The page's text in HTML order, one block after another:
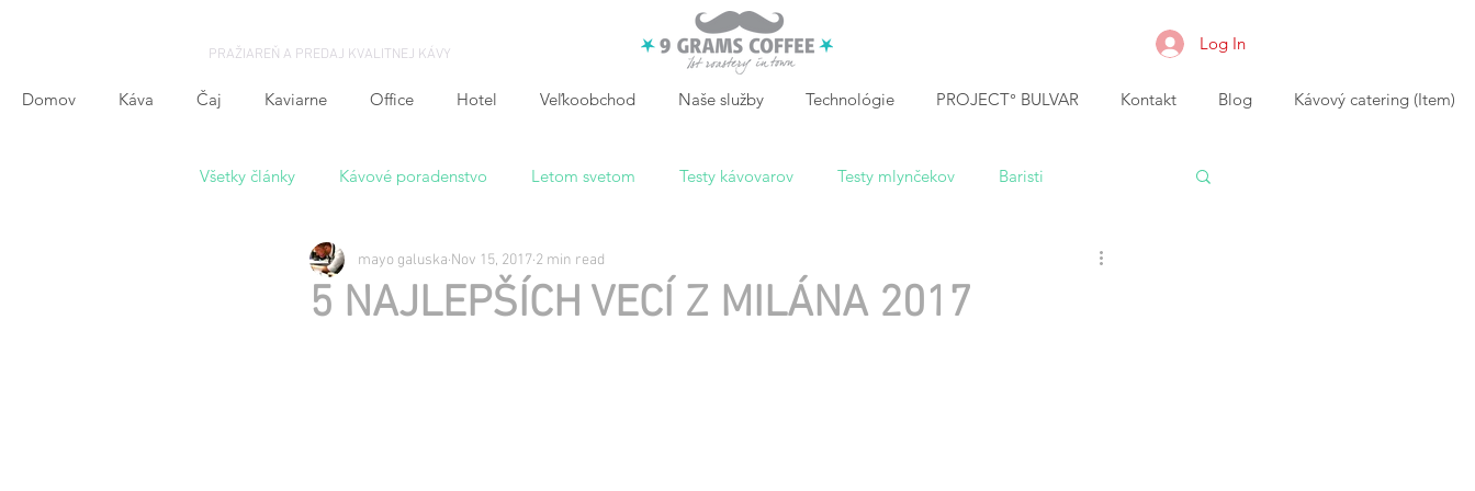
PRAŽIAREŇ A PREDAJ KVALITNEJ KÁVY
Log In
Domov Káva Čaj Kaviarne Office Hotel Veľkoobchod Naše služby Technológie PROJECT° BULVAR Kontakt Blog Kávový catering (Item)
Všetky články Kávové poradenstvo Letom svetom Testy kávovarov Testy mlynčekov Baristi
Zaujímavosti zo sveta kávy
5 NAJLEPŠÍCH VECÍ Z MILÁNA 2017
mayo galuska Nov 15, 2017 2 min read